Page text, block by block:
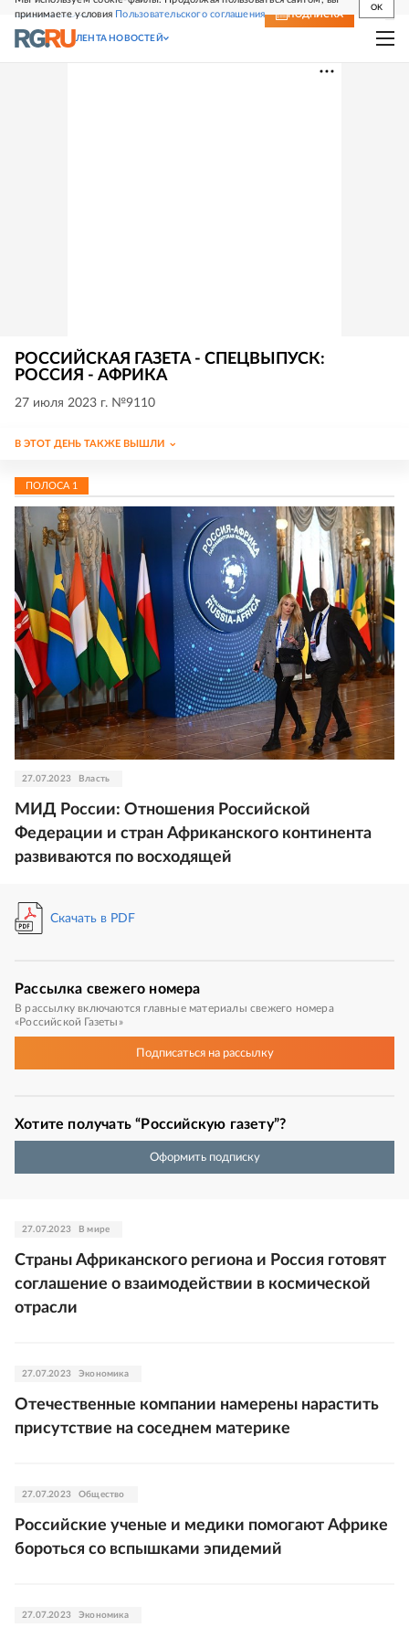
принимаете условия Пользовательского соглашения
OK
СВЕЖИЙ НОМЕР ПОДПИСКА
ЛЕНТА НОВОСТЕЙ
РОССИЙСКАЯ ГАЗЕТА - СПЕЦВЫПУСК:
РОССИЯ - АФРИКА
27 июля 2023 г. №9110
В ЭТОТ ДЕНЬ ТАКЖЕ ВЫШЛИ
ПОЛОСА 1
27.07.2023 Власть
МИД России: Отношения Российской
Федерации и стран Африканского континента
развиваются по восходящей
Скачать в PDF
Рассылка свежего номера
В рассылку включаются главные материалы свежего номера
«Российской Газеты»
Подписатьсяна рассылку
Хотите получать “Российскую газету”?
Оформить подписку
27.07.2023 В мире
Страны Африканского региона и Россия готовят
соглашение о взаимодействии в космической
отрасли
27.07.2023 Экономика
Отечественные компании намерены нарастить
присутствие на соседнем материке
27.07.2023 Общество
Российские ученые и медики помогают Африке
бороться со вспышками эпидемий
27.07.2023 Экономика